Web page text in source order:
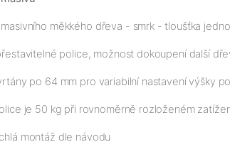
měkkého dřeva - smrk - tloušťka
police, možnost dokoupení další
po 64 mm pro variabilní nastavení výšky
je 50 kg při rovnoměrně rozloženém
montáž dle návodu